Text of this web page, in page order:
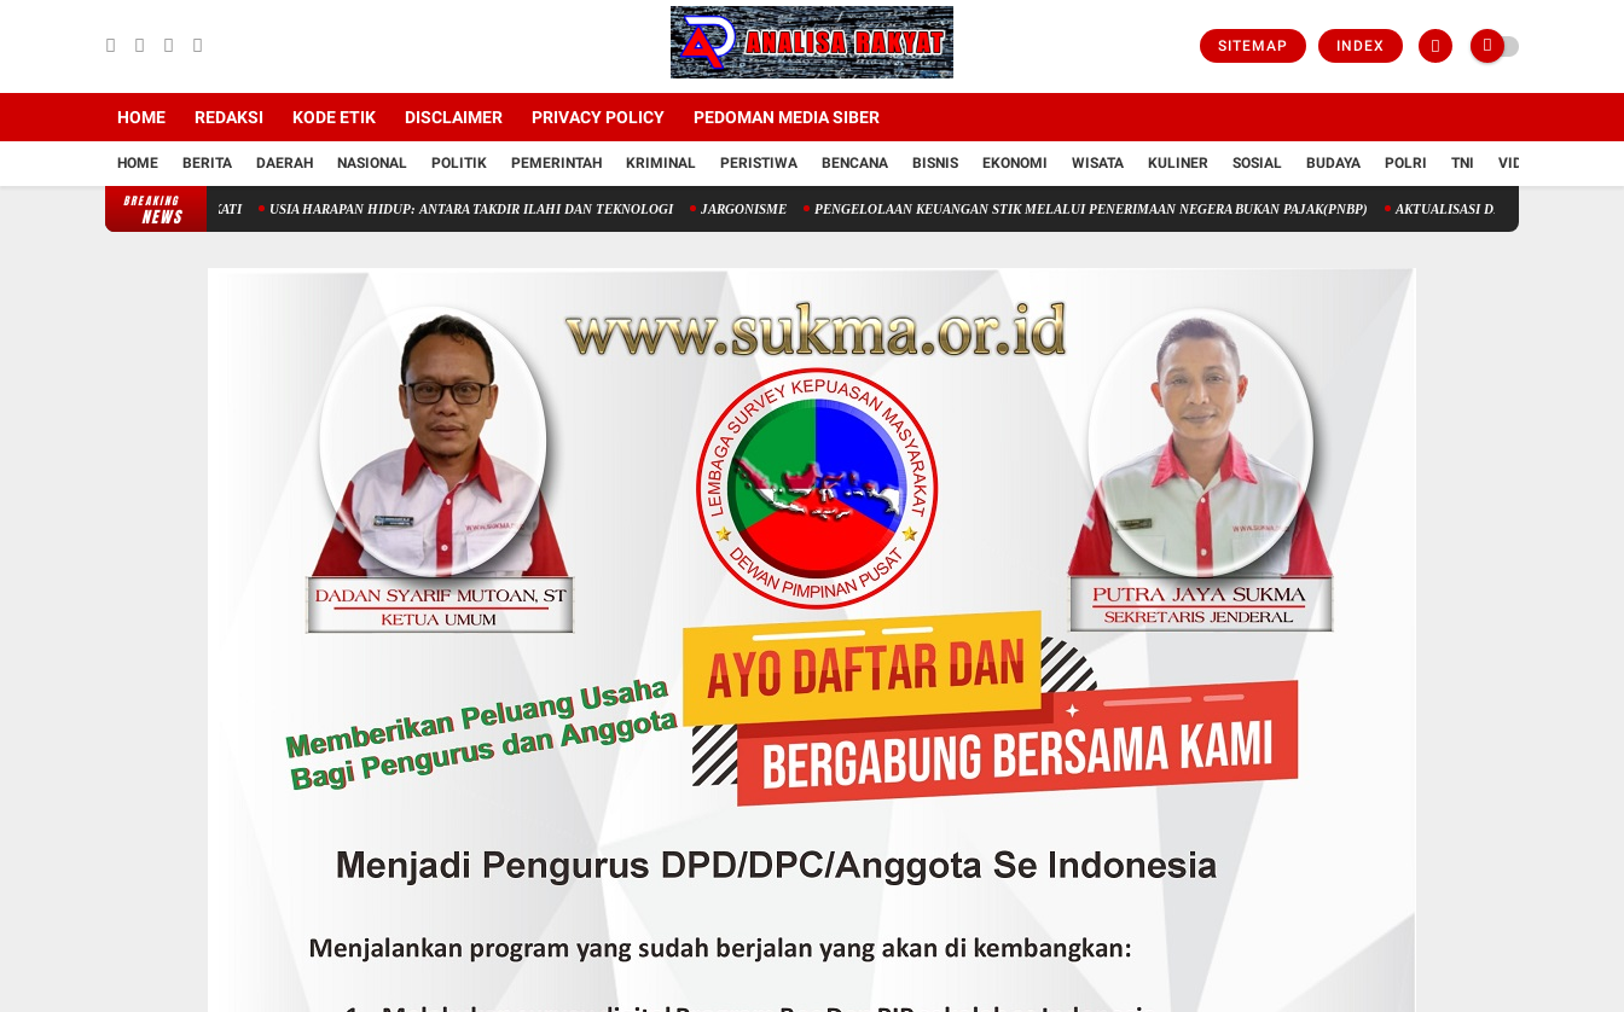
SITEMAP INDEX
HOME REDAKSI KODE ETIK DISCLAIMER PRIVACY POLICY PEDOMAN MEDIA SIBER
HOME BERITA DAERAH NASIONAL POLITIK PEMERINTAH KRIMINAL PERISTIWA BENCANA BISNIS EKONOMI WISATA KULINER SOSIAL BUDAYA POLRI TNI VIDIO
BREAKING
NEWS
TAK PERLU DIDEKATI USIA HARAPAN HIDUP: ANTARA TAKDIR ILAHI DAN TEKNOLOGI JARGONISME PENGELOLAAN KEUANGAN STIK MELALUI PENERIMAAN NEGERA BUKAN PAJAK(PNBP) AKTUALISASI DIRI ATAU GLORIFIKASI DIRI?